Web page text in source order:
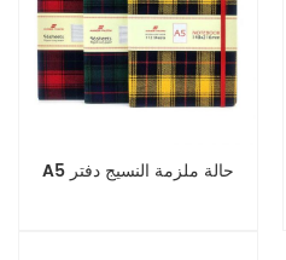
A5 حالة ملزمة النسيج دفتر